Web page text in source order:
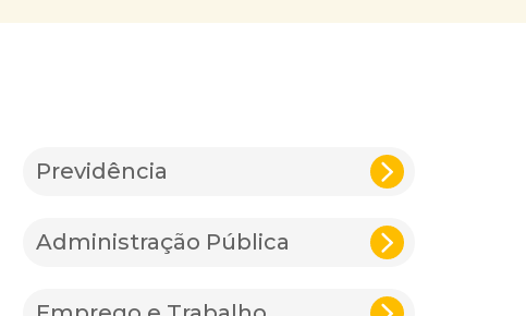
Previdência
Administração Pública